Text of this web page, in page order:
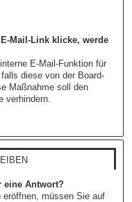
Mail-Link klicke, werde
E-Mail-Funktion für
diese von der Board-
Maßnahme soll den
verhindern.
eine Antwort?
eröffnen, müssen Sie auf